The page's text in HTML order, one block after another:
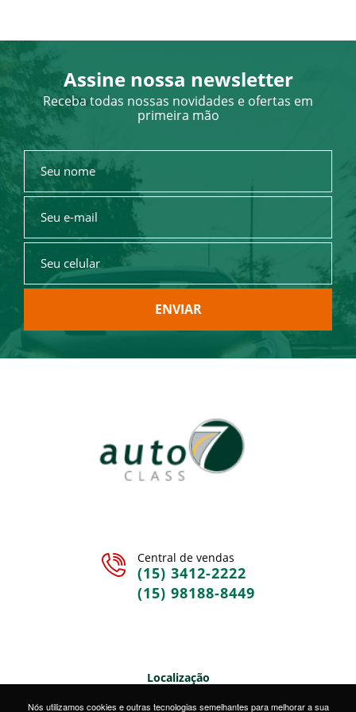
Assine nossa newsletter
Receba todas nossas novidades e ofertas em
primeira mão
ENVIAR
Central de vendas
(15) 3412-2222
(15) 98188-8449
Localização
Nós utilizamos cookies e outras tecnologias semelhantes para melhorar a sua